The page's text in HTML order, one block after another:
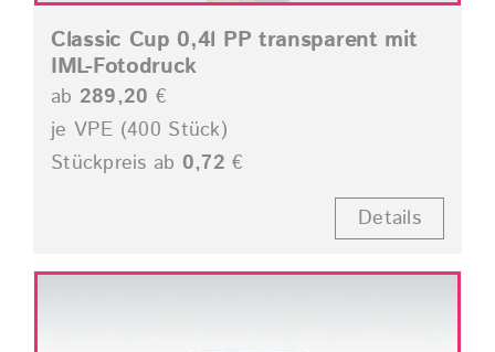
Classic Cup 0,4l PP transparent mit
IML-Fotodruck
ab 289,20 €
je VPE (400 Stück)
Stückpreis ab 0,72 €
Details